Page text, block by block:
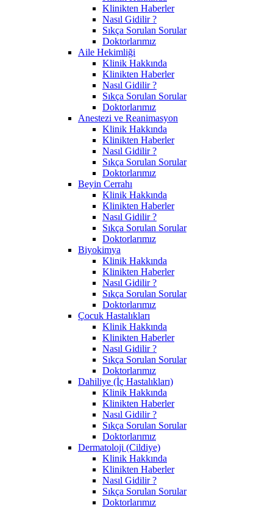
Klinikten Haberler
Nasıl Gidilir ?
Sıkça Sorulan Sorular
Doktorlarımız
Aile Hekimliği
Klinik Hakkında
Klinikten Haberler
Nasıl Gidilir ?
Sıkça Sorulan Sorular
Doktorlarımız
Anestezi ve Reanimasyon
Klinik Hakkında
Klinikten Haberler
Nasıl Gidilir ?
Sıkça Sorulan Sorular
Doktorlarımız
Beyin Cerrahı
Klinik Hakkında
Klinikten Haberler
Nasıl Gidilir ?
Sıkça Sorulan Sorular
Doktorlarımız
Biyokimya
Klinik Hakkında
Klinikten Haberler
Nasıl Gidilir ?
Sıkça Sorulan Sorular
Doktorlarımız
Çocuk Hastalıkları
Klinik Hakkında
Klinikten Haberler
Nasıl Gidilir ?
Sıkça Sorulan Sorular
Doktorlarımız
Dahiliye (İç Hastalıkları)
Klinik Hakkında
Klinikten Haberler
Nasıl Gidilir ?
Sıkça Sorulan Sorular
Doktorlarımız
Dermatoloji (Cildiye)
Klinik Hakkında
Klinikten Haberler
Nasıl Gidilir ?
Sıkça Sorulan Sorular
Doktorlarımız